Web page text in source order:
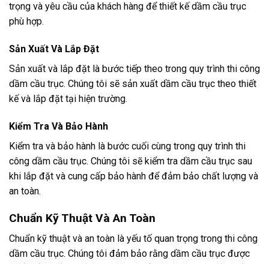
trọng và yêu cầu của khách hàng để thiết kế dầm cầu trục
phù hợp.
Sản Xuất Và Lắp Đặt
Sản xuất và lắp đặt là bước tiếp theo trong quy trình thi công
dầm cầu trục. Chúng tôi sẽ sản xuất dầm cầu trục theo thiết
kế và lắp đặt tại hiện trường.
Kiểm Tra Và Bảo Hành
Kiểm tra và bảo hành là bước cuối cùng trong quy trình thi
công dầm cầu trục. Chúng tôi sẽ kiểm tra dầm cầu trục sau
khi lắp đặt và cung cấp bảo hành để đảm bảo chất lượng và
an toàn.
Chuẩn Kỹ Thuật Và An Toàn
Chuẩn kỹ thuật và an toàn là yếu tố quan trọng trong thi công
dầm cầu trục. Chúng tôi đảm bảo rằng dầm cầu trục được